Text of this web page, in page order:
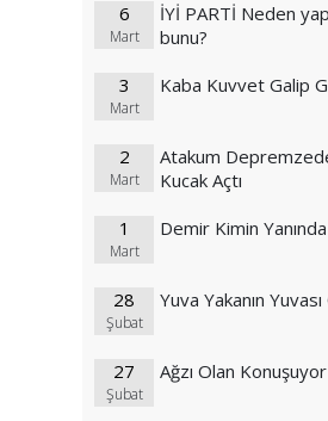
6
Mart
İYİ PARTİ Neden
bunu?
3
Mart
Kaba Kuvvet Galip
2
Mart
Atakum
Kucak Açtı
1
Mart
Demir Kimin Yanında
28
Şubat
Yuva Yakanın
27
Şubat
Ağzı Olan Konuşuyor